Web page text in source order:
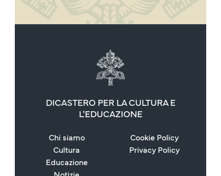
DICASTERO PER LA CULTURA E
L'EDUCAZIONE
Chi siamo
Cultura
Educazione
Cookie Policy
Privacy Policy